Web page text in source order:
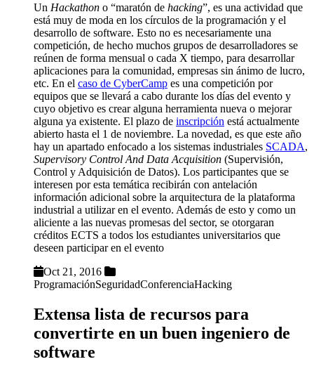
Un Hackathon o “maratón de hacking”, es una actividad que
está muy de moda en los círculos de la programación y el
desarrollo de software. Esto no es necesariamente una
competición, de hecho muchos grupos de desarrolladores se
reúnen de forma mensual o cada X tiempo, para desarrollar
aplicaciones para la comunidad, empresas sin ánimo de lucro,
etc. En el caso de CyberCamp es una competición por
equipos que se llevará a cabo durante los días del evento y
cuyo objetivo es crear alguna herramienta nueva o mejorar
alguna ya existente. El plazo de inscripción está actualmente
abierto hasta el 1 de noviembre. La novedad, es que este año
hay un apartado enfocado a los sistemas industriales SCADA,
Supervisory Control And Data Acquisition (Supervisión,
Control y Adquisición de Datos). Los participantes que se
interesen por esta temática recibirán con antelación
información adicional sobre la arquitectura de la plataforma
industrial a utilizar en el evento. Además de esto y como un
aliciente a las nuevas promesas del sector, se otorgaran
créditos ECTS a todos los estudiantes universitarios que
deseen participar en el evento
Oct 21, 2016
ProgramaciónSeguridadConferenciaHacking
Extensa lista de recursos para
convertirte en un buen ingeniero de
software